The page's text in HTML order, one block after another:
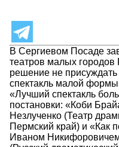
В Сергиевом Посаде
театров малых
решение не
спектакль малой
«Лучший спектакль
постановки: «Коби
Незлученко (Театр
Пермский край) и «Как
Иваном